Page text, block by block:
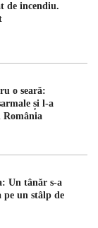
de incendiu.
o seară:
și l-a
România
Un tânăr s-a
pe un stâlp de